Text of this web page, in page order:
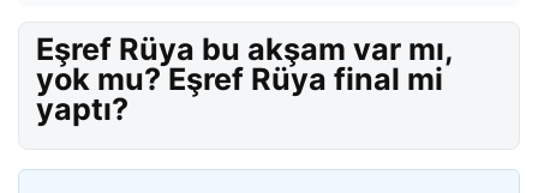
Eşref Rüya bu akşam var mı,
yok mu? Eşref Rüya final mi
yaptı?